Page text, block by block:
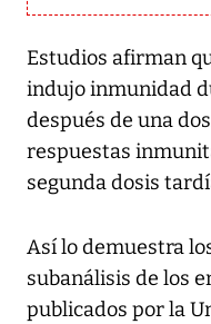
Estudios afirman
indujo inmunidad
después de una
respuestas
segunda dosis
Así lo demuestra
subanálisis de los
publicados por la